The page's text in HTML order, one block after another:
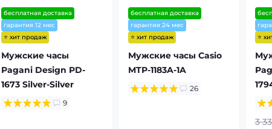
бесплатная доставка
гарантия 12 мес
⭐ хит продаж
Мужские часы
Pagani Design PD-
1673 Silver-Silver
9
бесплатная доставка
гарантия 24 мес
⭐ хит продаж
Мужские часы Casio
MTP-1183A-1A
26
⭐
3